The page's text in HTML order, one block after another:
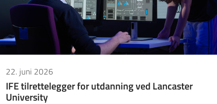
22. juni 2026
IFE tilrettelegger for utdanning ved Lancaster
University